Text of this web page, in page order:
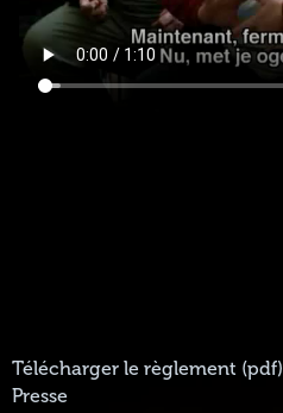
Télécharger le règlement (pdf)
Presse